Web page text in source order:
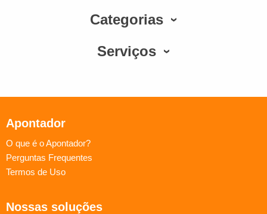
Categorias
Serviços
Apontador
O que é o Apontador?
Perguntas Frequentes
Termos de Uso
Nossas soluções